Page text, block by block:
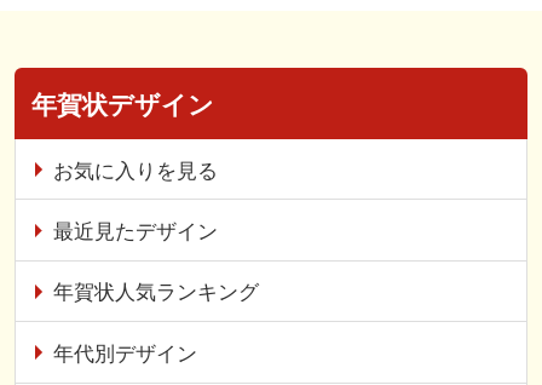
年賀状デザイン
お気に入りを見る
最近見たデザイン
年賀状人気ランキング
年代別デザイン